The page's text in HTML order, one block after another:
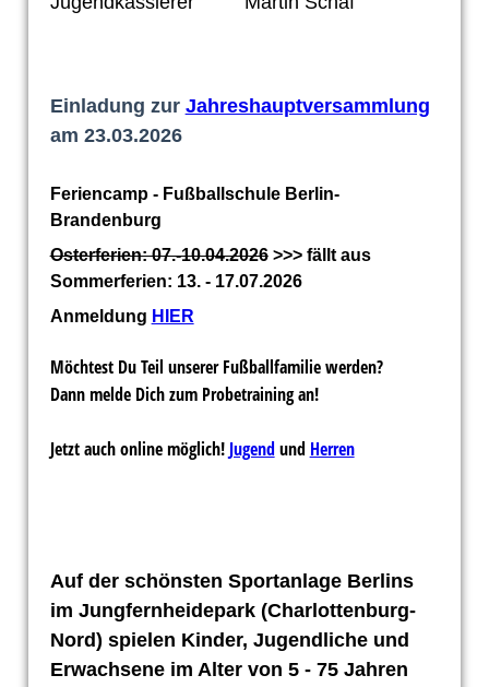
Einladung zur Jahreshauptversammlung
am 23.03.2026
Feriencamp - Fußballschule Berlin-
Brandenburg
Osterferien: 07.-10.04.2026>>> fällt aus
Sommerferien: 13. - 17.07.2026
Anmeldung HIER
Möchtest Du Teil unserer Fußballfamilie werden?
Dann melde Dich zum Probetraining an!
Jetzt auch online möglich! Jugend und Herren
Auf der schönsten SportanlageBerlins
im Jungfernheidepark (Charlottenburg-
Nord) spielen Kinder, Jugendliche und
Erwachsene im Alter von 5 - 75 Jahren